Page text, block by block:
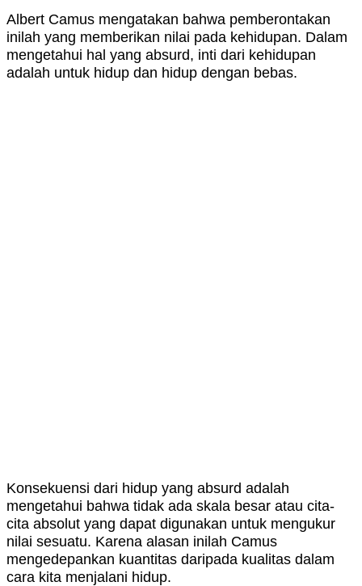
Albert Camus mengatakan bahwa pemberontakan
inilah yang memberikan nilai pada kehidupan. Dalam
mengetahui hal yang absurd, inti dari kehidupan
adalah untuk hidup dan hidup dengan bebas.
Konsekuensi dari hidup yang absurd adalah
mengetahui bahwa tidak ada skala besar atau cita-
cita absolut yang dapat digunakan untuk mengukur
nilai sesuatu. Karena alasan inilah Camus
mengedepankan kuantitas daripada kualitas dalam
cara kita menjalani hidup.